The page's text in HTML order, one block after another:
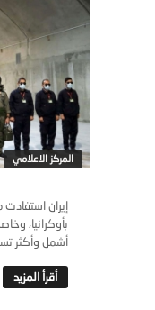
المركز الاعلامي
إيران
بأوكرانيا،
أشمل وأكثر